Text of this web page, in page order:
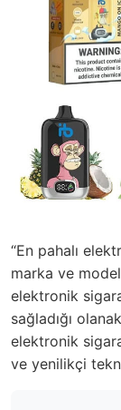
“En pahalı
marka ve
elektronik
sağladığı
elektronik
ve yenilikçi